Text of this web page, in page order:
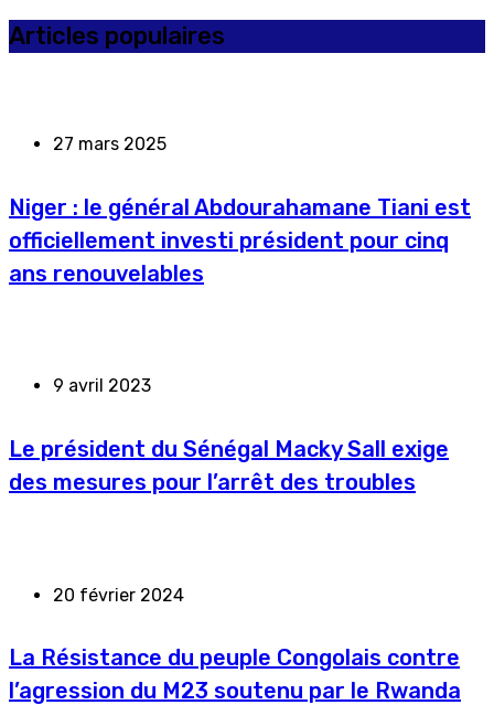
Articles populaires
27 mars 2025
Niger : le général Abdourahamane Tiani est
officiellement investi président pour cinq
ans renouvelables
9 avril 2023
Le président du Sénégal Macky Sall exige
des mesures pour l’arrêt des troubles
20 février 2024
La Résistance du peuple Congolais contre
l’agression du M23 soutenu par le Rwanda